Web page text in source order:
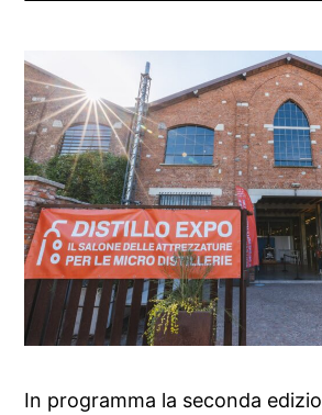
In programma la seconda